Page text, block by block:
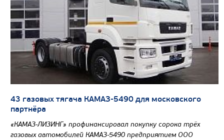
Узнать цену
САМОСВАЛ КАМАЗ-65802
43 газовых тягача КАМАЗ-5490 для московского
партнёра
«КАМАЗ-ЛИЗИНГ» профинансировал покупку сорока трёх
газовых автомобилей КАМАЗ-5490 предприятием ООО